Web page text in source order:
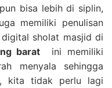
bisa lebih di siplin,
memiliki penulisan
sholat masjid di
barat ini memiliki
menyala sehingga
kita tidak perlu lagi